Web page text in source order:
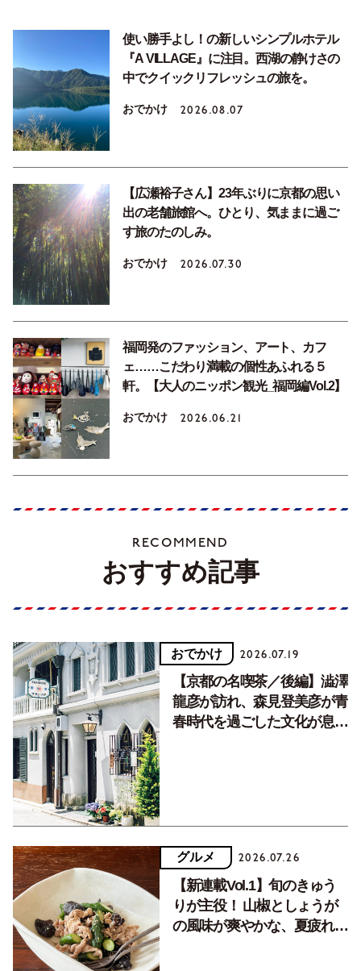
使い勝手よし！の新しいシンプルホテル
『A VILLAGE』に注目。西湖の静けさの
中でクイックリフレッシュの旅を。
おでかけ 2026.08.07
【広瀬裕子さん】23年ぶりに京都の思い
出の老舗旅館へ。ひとり、気ままに過ご
す旅のたのしみ。
おでかけ 2026.07.30
福岡発のファッション、アート、カフ
ェ……こだわり満載の個性あふれる５
軒。【大人のニッポン観光_福岡編Vol.2】
おでかけ 2026.06.21
RECOMMEND
おすすめ記事
おでかけ 2026.07.19
【京都の名喫茶／後編】澁澤
龍彦が訪れ、森見登美彦が青
春時代を過ごした文化が息づ
グルメ 2026.07.26
【新連載Vol.1】旬のきゅう
りが主役！ 山椒としょうが
の風味が爽やかな、夏疲れを